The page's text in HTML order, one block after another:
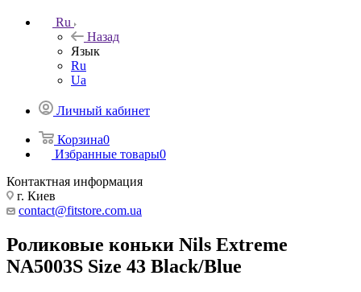
Ru
Назад
Язык
Ru
Ua
Личный кабинет
Корзина0
Избранные товары0
Контактная информация
г. Киев
contact@fitstore.com.ua
Роликовые коньки Nils Extreme
NA5003S Size 43 Black/Blue